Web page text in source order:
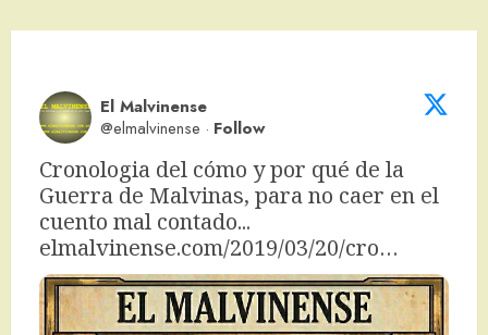
El Malvinense
@elmalvinense · Follow
Cronologia del cómo y por qué de la
Guerra de Malvinas, para no caer en el
elmalvinense.com/2019/03/20/cro…